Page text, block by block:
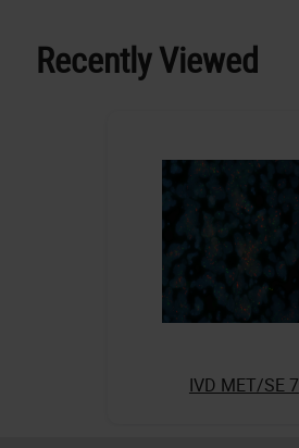
Recently Viewed
IVD MET/SE 7